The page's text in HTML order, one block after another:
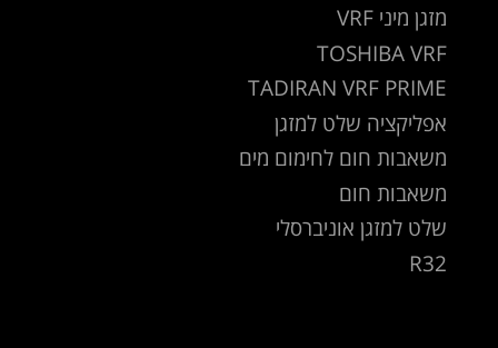
מזגן מיני VRF
TOSHIBA VRF
TADIRAN VRF PRIME
אפליקציה שלט למזגן
משאבות חום לחימום מים
משאבות חום
שלט למזגן אוניברסלי
R32